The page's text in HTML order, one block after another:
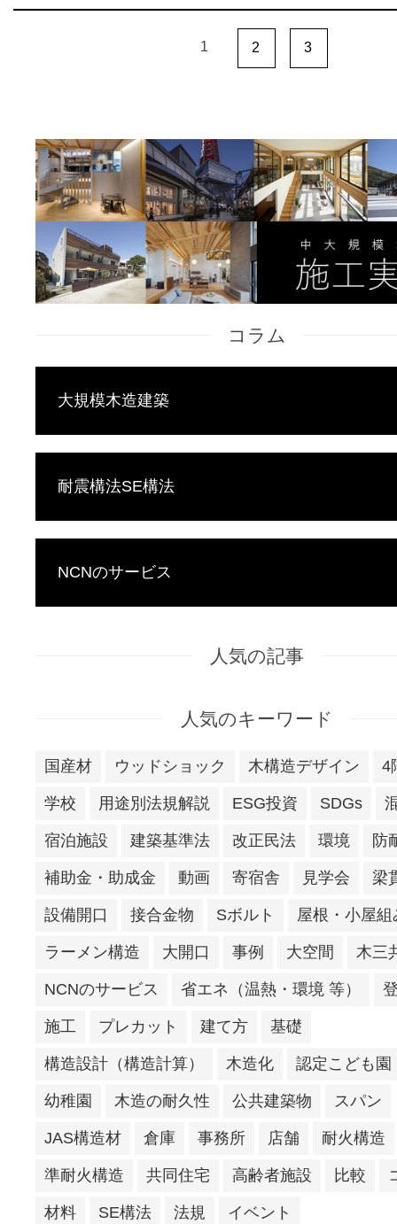
1 2 3
コラム
大規模木造建築
耐震構法SE構法
NCNのサービス
人気の記事
人気のキーワード
国産材 ウッドショック 木構造デザイン 4
学校 用途別法規解説 ESG投資 SDGs
宿泊施設 建築基準法 改正民法 環境 防
補助金・助成金 動画 寄宿舎 見学会 梁
設備開口 接合金物 Sボルト 屋根・小屋組
ラーメン構造 大開口 事例 大空間 木三
NCNのサービス 省エネ（温熱・環境 等）
施工 プレカット 建て方 基礎
構造設計（構造計算） 木造化 認定こども園
幼稚園 木造の耐久性 公共建築物 スパン
JAS構造材 倉庫 事務所 店舗 耐火構造
準耐火構造 共同住宅 高齢者施設 比較
材料 SE構法 法規 イベント